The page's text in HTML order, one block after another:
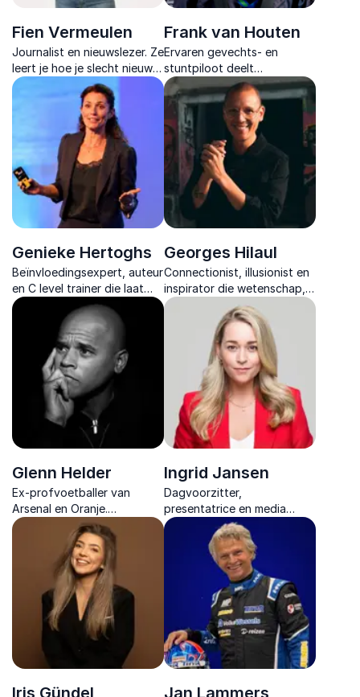
Fien Vermeulen
Journalist en nieuwslezer. Ze
leert je hoe je slecht nieuws
omzet in kracht met
optimisme en de moed om je
eigen verhaal te
herschrijven.
Frank van Houten
Ervaren gevechts- en
stuntpiloot deelt
inspirerende inzichten over
leiderschap, teamwork en
risicomanagement in high-
performance omgevingen.
Genieke Hertoghs
Beïnvloedingsexpert, auteur
en C level trainer die laat
zien hoe beide
breinsystemen leiden tot
meer invloed, samenwerking
en sterk leiderschap.
Georges Hilaul
Connectionist, illusionist en
inspirator die wetenschap,
live experimenten en
persoonlijke verhalen
samenbrengt tot een
onvergetelijke ervaring.
Glenn Helder
Ex-profvoetballer van
Arsenal en Oranje.
Inspirerend spreker over
doorzettingsvermogen,
verandering en vitaliteit,
met een persoonlijk en
impactvol verhaal.
Ingrid Jansen
Dagvoorzitter,
presentatrice en media
professional die met
energie, podiumervaring en
oprechte verhalen elk event
meer ritme, verbinding en
impact geeft.
Iris Gündel Jan Lammers